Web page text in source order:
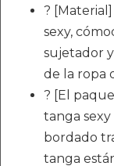
?
sexy,
sujetador
de la ropa
? [El
tanga
bordado
tanga